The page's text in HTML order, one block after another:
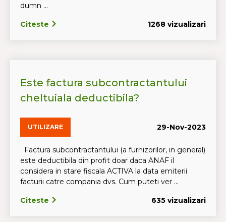
dumn ...
Citeste 1268 vizualizari
Este factura subcontractantului
cheltuiala deductibila?
UTILIZARE 29-Nov-2023
Factura subcontractantului (a furnizorilor, in general)
este deductibila din profit doar daca ANAF il
considera in stare fiscala ACTIVA la data emiterii
facturii catre compania dvs. Cum puteti ver ...
Citeste 635 vizualizari